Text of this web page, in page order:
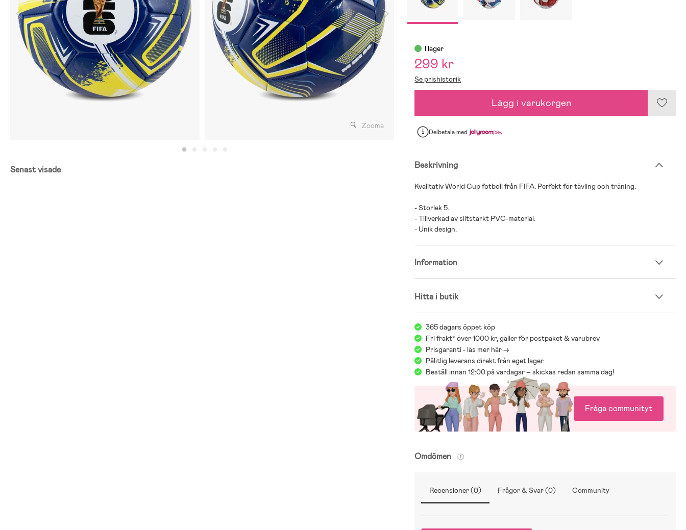
Zooma
Senast visade
I lager
299 kr
Se prishistorik
Lägg i varukorgen
Delbetalamed
Beskrivning
Kvalitativ World Cup fotboll från FIFA. Perfekt för tävling och träning.
- Storlek 5.
- Tillverkad av slitstarkt PVC-material.
- Unik design.
Information
Hitta i butik
365 dagars öppet köp
Fri frakt* över 1000 kr, gäller för postpaket & varubrev
Prisgaranti - läs mer här ->
Pålitlig leverans direkt från eget lager
Beställ innan 12:00 på vardagar – skickas redan samma dag!
Fråga communityt
Omdömen
Recensioner (0) Frågor & Svar (0) Community